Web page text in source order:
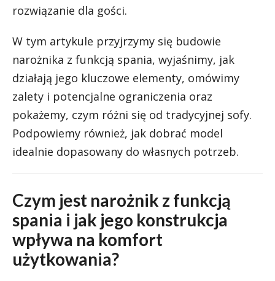
rozwiązanie dla gości.
W tym artykule przyjrzymy się budowie
narożnika z funkcją spania, wyjaśnimy, jak
działają jego kluczowe elementy, omówimy
zalety i potencjalne ograniczenia oraz
pokażemy, czym różni się od tradycyjnej sofy.
Podpowiemy również, jak dobrać model
idealnie dopasowany do własnych potrzeb.
Czym jest narożnik z funkcją
spania i jak jego konstrukcja
wpływa na komfort
użytkowania?